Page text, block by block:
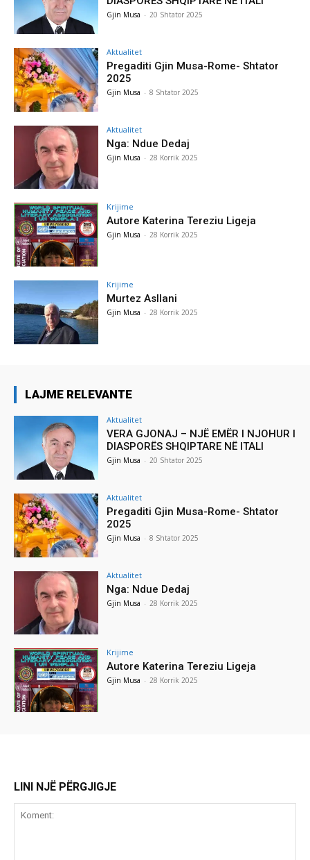
Gjin Musa - 20 Shtator 2025
Aktualitet
Pregaditi Gjin Musa-Rome- Shtator
2025
Gjin Musa - 8 Shtator 2025
Aktualitet
Nga: Ndue Dedaj
Gjin Musa - 28 Korrik 2025
Krijime
Autore Katerina Tereziu Ligeja
Gjin Musa - 28 Korrik 2025
Krijime
Murtez Asllani
Gjin Musa - 28 Korrik 2025
LAJME RELEVANTE
Aktualitet
VERA GJONAJ – NJË EMËR I NJOHUR I
DIASPORËS SHQIPTARE NË ITALI
Gjin Musa - 20 Shtator 2025
Aktualitet
Pregaditi Gjin Musa-Rome- Shtator
2025
Gjin Musa - 8 Shtator 2025
Aktualitet
Nga: Ndue Dedaj
Gjin Musa - 28 Korrik 2025
Krijime
Autore Katerina Tereziu Ligeja
Gjin Musa - 28 Korrik 2025
LINI NJË PËRGJIGJE